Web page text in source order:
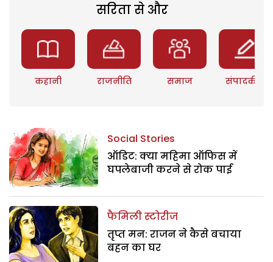
सरिता से और
कहानी राजनीति समाज संपादकीय
Social Stories
ऑडिट: क्या महिमा ऑफिस में
घपलेबाजी करने से रोक पाई
फैमिली स्टोरीज
तृप्त मन: राजन ने कैसे बचाया
बहन का घर